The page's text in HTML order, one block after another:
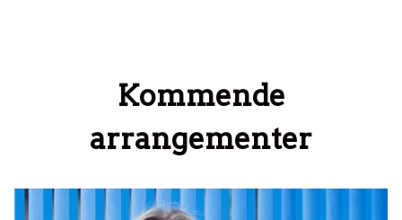
Kommende
arrangementer